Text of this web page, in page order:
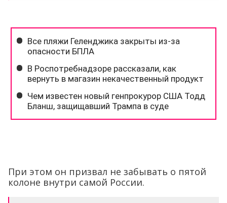
При этом он призвал не забывать о пятой
колоне внутри самой России.